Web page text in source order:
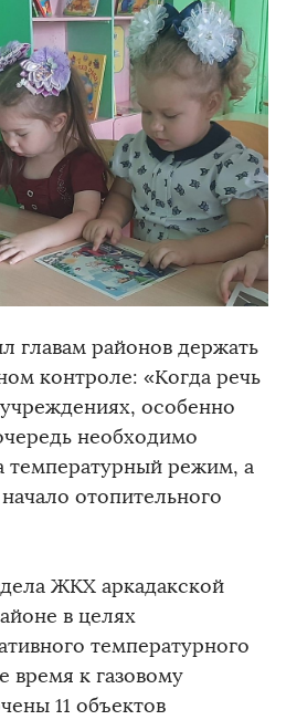
главам районов держать
контроле: «Когда речь
особенно
необходимо
температурный режим, а
отопительного
ЖКХ аркадакской
в целях
температурного
время к газовому
11 объектов